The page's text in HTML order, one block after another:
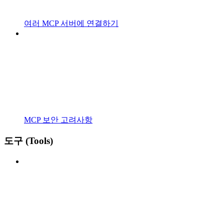
여러 MCP 서버에 연결하기
MCP 보안 고려사항
도구 (Tools)